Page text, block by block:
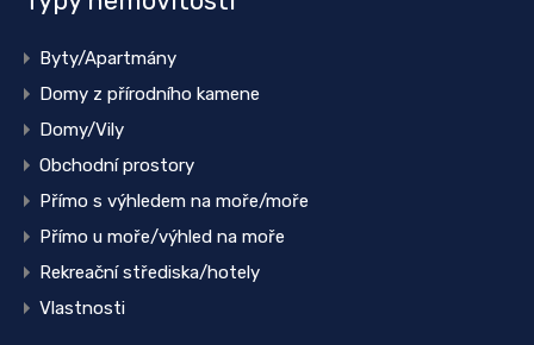
Byty/Apartmány
Domy z přírodního kamene
Domy/Vily
Obchodní prostory
Přímo s výhledem na moře/moře
Přímo u moře/výhled na moře
Rekreační střediska/hotely
Vlastnosti